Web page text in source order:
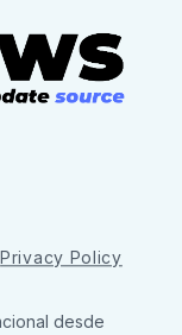
Privacy Policy
desde